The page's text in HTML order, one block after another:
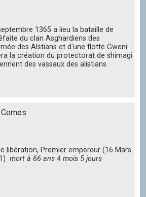
1365 a lieu la bataille de
du clan Asghardiens des
des Alstians et d'une flotte Gweni.
la création du protectorat de shimagi
des vassaux des alistians.
libération, Premier empereur (16 Mars
mort à 66 ans 4 mois 5 jours